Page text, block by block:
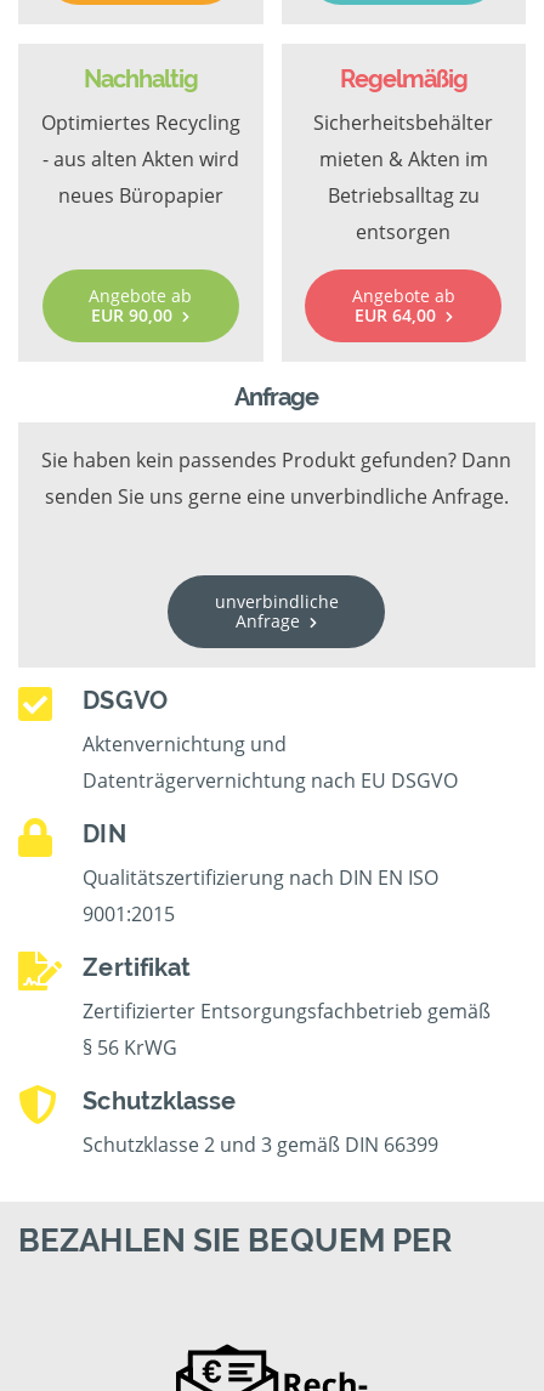
Nachhaltig
Optimiertes Recycling
- aus alten Akten wird
neues Büropapier
Angebote ab
EUR 90,00
Regelmäßig
Sicherheitsbehälter
mieten & Akten im
Betriebsalltag zu
entsorgen
Angebote ab
EUR 64,00
Anfrage
Sie haben kein passendes Produkt gefunden? Dann
senden Sie uns gerne eine unverbindliche Anfrage.
unverbindliche
Anfrage
DSGVO
Aktenvernichtung und
Datenträgervernichtung nach EU DSGVO
DIN
Qualitätszertifizierung nach DIN EN ISO
9001:2015
Zertifikat
Zertifizierter Entsorgungsfachbetrieb gemäß
§ 56 KrWG
Schutzklasse
Schutzklasse 2 und 3 gemäß DIN 66399
BEZAHLEN SIE BEQUEM PER